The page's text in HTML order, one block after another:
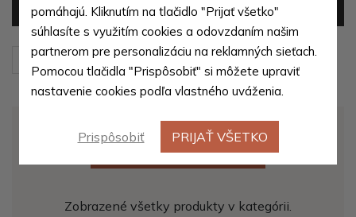
Filter (0 produktov)
Zoradiť podľa: Predvolené
ZOBRAZIŤ ĎALŠÍCH 20
Zobrazené všetky produkty v kategórii.
pomáhajú. Kliknutím na tlačidlo "Prijať všetko"
súhlasíte s využitím cookies a odovzdaním našim
partnerom pre personalizáciu na reklamných sieťach.
Pomocou tlačidla "Prispôsobiť" si môžete upraviť
nastavenie cookies podľa vlastného uváženia.
Prispôsobiť PRIJAŤ VŠETKO